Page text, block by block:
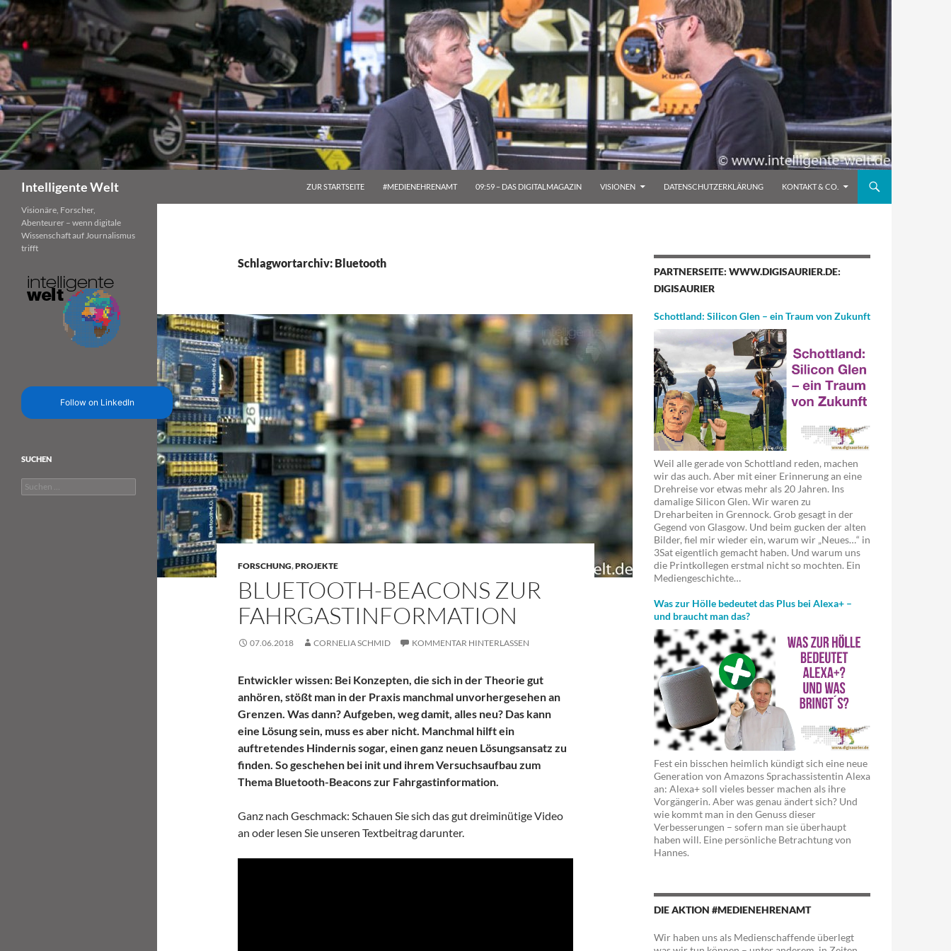
Zum
Inhalt
springen
Intelligente Welt ZUR STARTSEITE #MEDIENEHRENAMT 09:59 – DAS DIGITALMAGAZIN VISIONEN DATENSCHUTZERKLÄRUNG KONTAKT & CO.
Schlagwortarchiv: Bluetooth
FORSCHUNG,PROJEKTE
BLUETOOTH-BEACONS ZUR
FAHRGASTINFORMATION
07.06.2018 CORNELIA SCHMID KOMMENTAR HINTERLASSEN
Entwickler wissen: Bei Konzepten, die sich in der Theorie gut
anhören, stößt man in der Praxis manchmal unvorhergesehen an
Grenzen. Was dann? Aufgeben, weg damit, alles neu? Das kann
eine Lösung sein, muss es aber nicht. Manchmal hilft ein
auftretendes Hindernis sogar, einen ganz neuen Lösungsansatz zu
finden. So geschehen bei init und ihrem Versuchsaufbau zum
Thema Bluetooth-Beacons zur Fahrgastinformation.
Ganz nach Geschmack: Schauen Sie sich das gut dreiminütige Video
an oder lesen Sie unseren Textbeitrag darunter.
PARTNERSEITE: WWW.DIGISAURIER.DE:
DIGISAURIER
Schottland: Silicon Glen – ein Traum von Zukunft
Weil alle gerade von Schottland reden, machen
wir das auch. Aber mit einer Erinnerung an eine
Drehreise vor etwas mehr als 20 Jahren. Ins
damalige Silicon Glen. Wir waren zu
Dreharbeiten in Grennock. Grob gesagt in der
Gegend von Glasgow. Und beim gucken der alten
Bilder, fiel mir wieder ein, warum wir „Neues…“ in
3Sat eigentlich gemacht haben. Und warum uns
die Printkollegen erstmal nicht so mochten. Ein
Mediengeschichte…
Was zur Hölle bedeutet das Plus bei Alexa+ –
und braucht man das?
Fest ein bisschen heimlich kündigt sich eine neue
Generation von Amazons Sprachassistentin Alexa
an: Alexa+ soll vieles besser machen als ihre
Vorgängerin. Aber was genau ändert sich? Und
wie kommt man in den Genuss dieser
Verbesserungen – sofern man sie überhaupt
haben will. Eine persönliche Betrachtung von
Hannes.
DIE AKTION #MEDIENEHRENAMT
Wir haben uns als Medienschaffende überlegt
Visionäre, Forscher,
Abenteurer – wenn digitale
Wissenschaft auf Journalismus
trifft
Follow on LinkedIn
SUCHEN
Suchen
nach: